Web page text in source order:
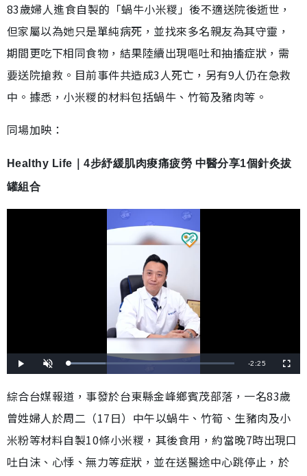
83歲婦人進食自製的「蝸牛小米糉」後不適送院後逝世，
但家屬以為她只是單純病死，並找來多名親友為其守靈，
期間更吃下相同食物，結果陸續出現嘔吐和抽搐症狀，需
要送院搶救。目前事件共造成3人死亡，另有9人仍在急救
中。據悉，小米糉的材料包括蝸牛、竹筍及豬肉等。
同場加映：
Healthy Life｜4步紓緩肌肉痠痛疲勞 中醫分享1個針灸拔
罐組合
播
放
開
啟
載
入
:
2
剩
間
-2:25
全
螢
綜合台媒報道，事發於台東縣金峰鄉賓茂部落，一名83歲
曾姓婦人於周二（17日）中午以蝸牛、竹筍、生豬肉及小
米粉等材料自製10條小米糉，其後食用，約當晚7時出現口
吐白沫、心悸、無力等症狀，並在送醫途中心跳停止，於